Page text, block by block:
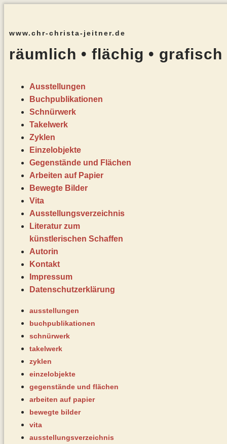
www.chr-christa-jeitner.de
räumlich • flächig • grafisch
Ausstellungen
Buchpublikationen
Schnürwerk
Takelwerk
Zyklen
Einzelobjekte
Gegenstände und Flächen
Arbeiten auf Papier
Bewegte Bilder
Vita
Ausstellungsverzeichnis
Literatur zum
künstlerischen Schaffen
Autorin
Kontakt
Impressum
Datenschutz­erklärung
ausstellungen
buchpublikationen
schnürwerk
takelwerk
zyklen
einzelobjekte
gegenstände und flächen
arbeiten auf papier
bewegte bilder
vita
ausstellungsverzeichnis